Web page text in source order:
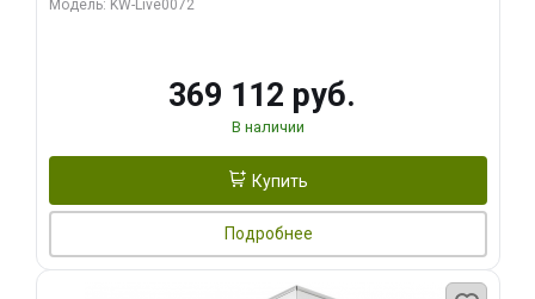
Модель: KW-Live0072
369 112 руб.
В наличии
Купить
Подробнее